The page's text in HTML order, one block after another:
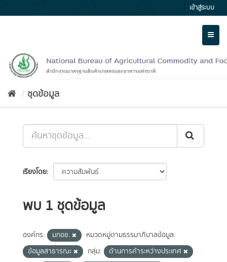
to
เข้าสู่ระบบ
ชุดข้อมูล
เรียงโดย
พบ 1 ชุดข้อมูล
องค์กร: มกอช.
หมวดหมู่ตามธรรมาภิบาลข้อมูล:
ข้อมูลสาธารณะ
กลุ่ม:
ด้านการค้าระหว่างประเทศ